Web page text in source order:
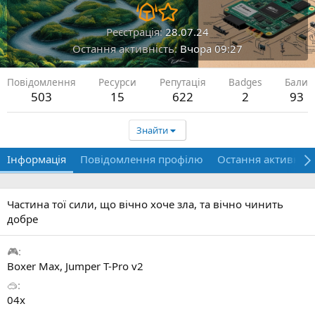
Реєстрація 28.07.24
Остання активність Вчора 09:27
Повідомлення
503
Ресурси
15
Репутація
622
Badges
2
Бали
93
Знайти
Інформація Повідомлення профілю Остання
Частина тої сили, що вічно хоче зла, та вічно чинить
добре
🎮
Boxer Max, Jumper T-Pro v2
🥽
04x